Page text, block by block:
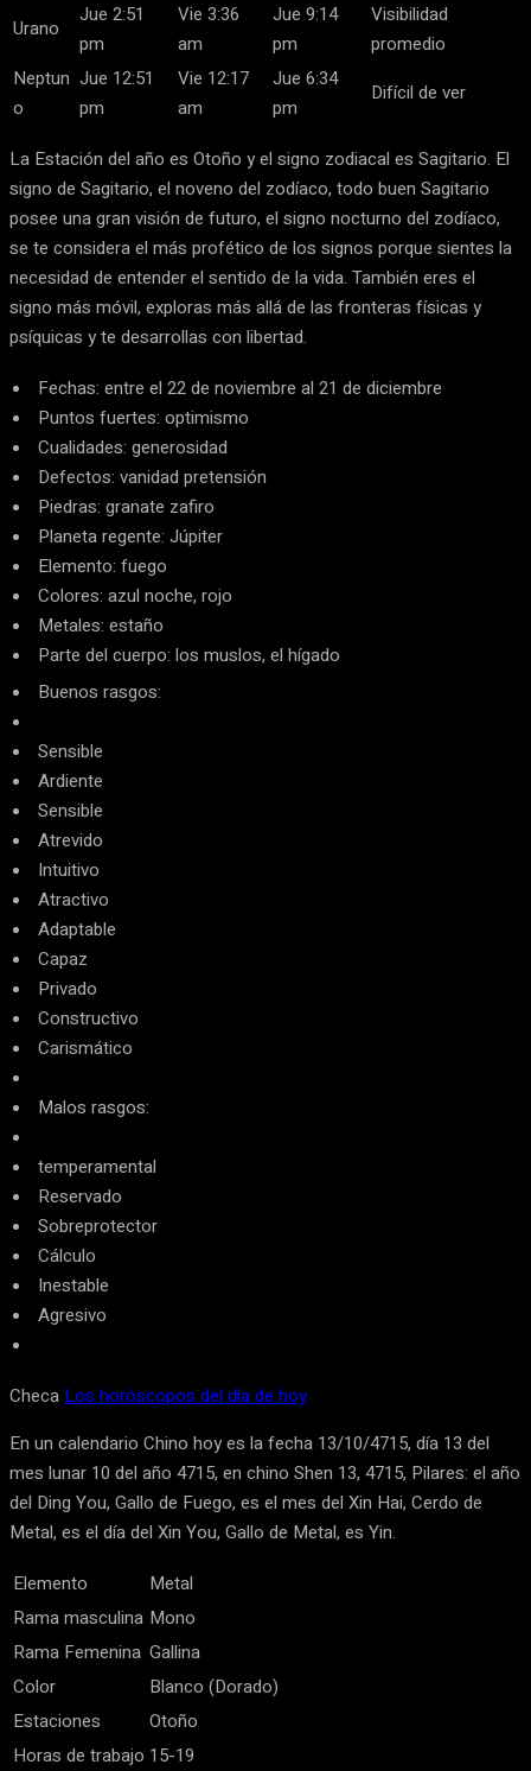
Urano
Jue 2:51
pm
Vie 3:36
am
Jue 9:14
pm
Visibilidad
promedio
Neptun
o
Jue 12:51
pm
Vie 12:17
am
Jue 6:34
pm
Difícil de ver
La Estación del año es Otoño y el signo zodiacal es Sagitario. El
signo de Sagitario, el noveno del zodíaco, todo buen Sagitario
posee una gran visión de futuro, el signo nocturno del zodíaco,
se te considera el más profético de los signos porque sientes la
necesidad de entender el sentido de la vida. También eres el
signo más móvil, exploras más allá de las fronteras físicas y
psíquicas y te desarrollas con libertad.
Fechas: entre el 22 de noviembre al 21 de diciembre
Puntos fuertes: optimismo
Cualidades: generosidad
Defectos: vanidad pretensión
Piedras: granate zafiro
Planeta regente: Júpiter
Elemento: fuego
Colores: azul noche, rojo
Metales: estaño
Parte del cuerpo: los muslos, el hígado
Buenos rasgos:
Sensible
Ardiente
Sensible
Atrevido
Intuitivo
Atractivo
Adaptable
Capaz
Privado
Constructivo
Carismático
Malos rasgos:
temperamental
Reservado
Sobreprotector
Cálculo
Inestable
Agresivo
Checa Los horóscopos del día de hoy
En un calendario Chino hoy es la fecha 13/10/4715, día 13 del
mes lunar 10 del año 4715, en chino Shen 13, 4715, Pilares: el año
del Ding You, Gallo de Fuego, es el mes del Xin Hai, Cerdo de
Metal, es el día del Xin You, Gallo de Metal, es Yin.
Elemento
Metal
Rama masculina Mono
Rama Femenina Gallina
Color
Blanco (Dorado)
Estaciones
Otoño
Horas de trabajo 15-19